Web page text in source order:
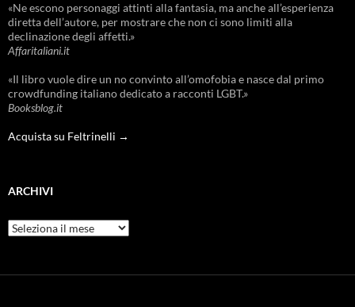
«Ne escono personaggi attinti alla fantasia, ma anche all’esperienza
diretta dell’autore, per mostrare che non ci sono limiti alla
declinazione degli affetti.»
Affaritaliani.it
«Il libro vuole dire un no convinto all’omofobia e nasce dal primo
crowdfunding italiano dedicato a racconti LGBT.»
Booksblog.it
Acquista su Feltrinelli →
ARCHIVI
Archivi